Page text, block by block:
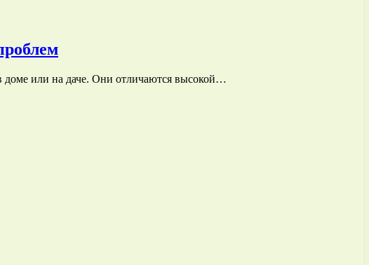
доме или на даче. Они отличаются высокой…